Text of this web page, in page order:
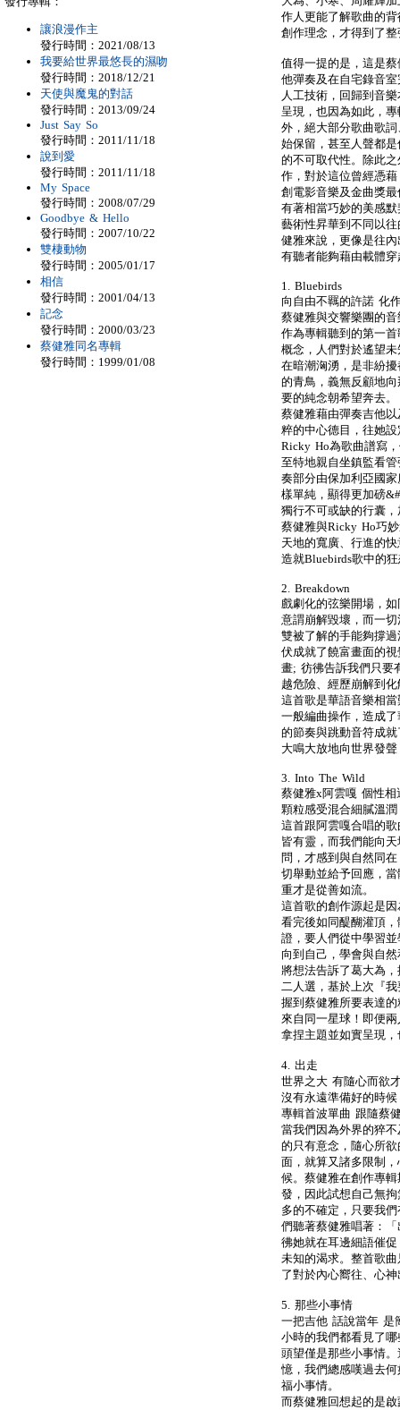
作人更能了解歌曲的
創作理念，才得到了
值得一提的是，這是
他彈奏及在自宅錄音
人工技術，回歸到音
呈現，也因為如此，
外，絕大部分歌曲歌
始保留，甚至人聲都
的不可取代性。除此
作，對於這位曾經憑
創電影音樂及金曲獎
有著相當巧妙的美感
藝術性昇華到不同以
健雅來說，更像是往
有聽者能夠藉由載體
1. Bluebirds
向自由不羈的許諾 化
蔡健雅與交響樂團的
作為專輯聽到的第一
概念，人們對於遙望
在暗潮洶湧，是非紛
的青鳥，義無反顧地
要的純念朝希望奔去。
蔡健雅藉由彈奏吉他
粹的中心德目，往她
Ricky Ho為歌曲譜寫
至特地親自坐鎮監看
奏部分由保加利亞國
樣單純，顯得更加磅
獨行不可或缺的行囊
蔡健雅與Ricky Ho巧
天地的寬廣、行進的
造就Bluebirds歌中的
2. Breakdown
戲劇化的弦樂開場，
意謂崩解毀壞，而一
雙被了解的手能夠撐
伏成就了饒富畫面的
畫; 彷彿告訴我們只要
越危險、經歷崩解到
這首歌是華語音樂相
一般編曲操作，造成
的節奏與跳動音符成
大鳴大放地向世界發
3. Into The Wild
蔡健雅x阿雲嘎 個性相
顆粒感受混合細膩溫
這首跟阿雲嘎合唱的
皆有靈，而我們能向
問，才感到與自然同
切舉動並給予回應，
重才是從善如流。
這首歌的創作源起是
看完後如同醍醐灌頂
證，要人們從中學習
向到自己，學會與自
將想法告訴了葛大為
二人選，基於上次『
握到蔡健雅所要表達
來自同一星球！即便
拿捏主題並如實呈現
4. 出走
世界之大 有隨心而欲
沒有永遠準備好的時
專輯首波單曲 跟隨蔡
當我們因為外界的猝
的只有意念，隨心所
面，就算又諸多限制
候。蔡健雅在創作專
發，因此試想自己無
多的不確定，只要我
們聽著蔡健雅唱著：
彿她就在耳邊細語催
未知的渴求。整首歌
了對於內心嚮往、心
5. 那些小事情
一把吉他 話說當年 是
小時的我們都看見了
頭望僅是那些小事情
憶，我們總感嘆過去
福小事情。
而蔡健雅回想起的是
讓浪漫作主
發行時間：2021/08/13
我要給世界最悠長的濕吻
發行時間：2018/12/21
天使與魔鬼的對話
發行時間：2013/09/24
Just Say So
發行時間：2011/11/18
說到愛
發行時間：2011/11/18
My Space
發行時間：2008/07/29
Goodbye & Hello
發行時間：2007/10/22
雙棲動物
發行時間：2005/01/17
相信
發行時間：2001/04/13
記念
發行時間：2000/03/23
蔡健雅同名專輯
發行時間：1999/01/08